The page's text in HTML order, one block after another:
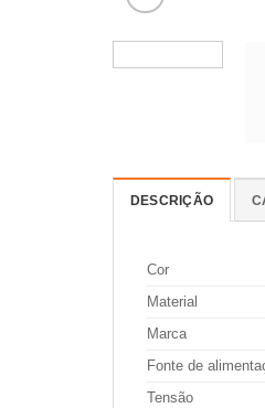
DESCRIÇÃO
Cor
Material
Marca
Fonte de
Tensão